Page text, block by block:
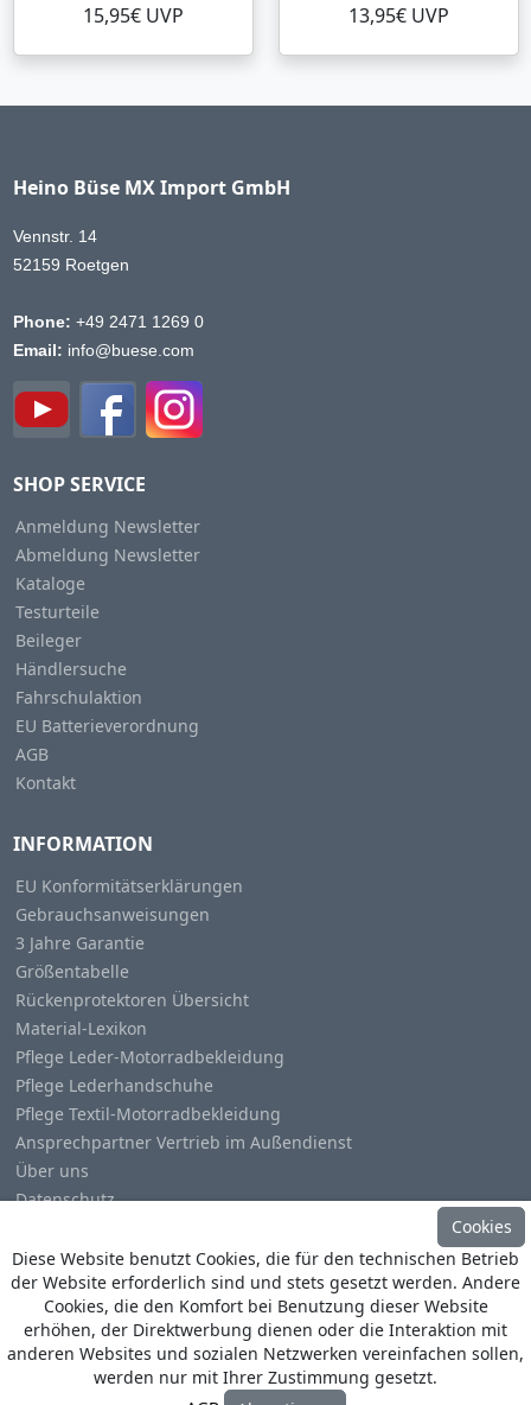
15,95€ UVP 13,95€ UVP
Heino Büse MX Import GmbH
Vennstr. 14
52159 Roetgen
Phone: +49 2471 1269 0
Email: info@buese.com
SHOP SERVICE
Anmeldung Newsletter
Abmeldung Newsletter
Kataloge
Testurteile
Beileger
Händlersuche
Fahrschulaktion
EU Batterieverordnung
AGB
Kontakt
INFORMATION
EU Konformitätserklärungen
Gebrauchsanweisungen
3 Jahre Garantie
Größentabelle
Rückenprotektoren Übersicht
Material-Lexikon
Pflege Leder-Motorradbekleidung
Pflege Lederhandschuhe
Pflege Textil-Motorradbekleidung
Ansprechpartner Vertrieb im Außendienst
Über uns
Datenschutz
© Copyright Heino Büse MX Import GmbH. All Rights
Reserved
Cookies
Diese Website benutzt Cookies, die für den technischen Betrieb
der Website erforderlich sind und stets gesetzt werden. Andere
Cookies, die den Komfort bei Benutzung dieser Website
erhöhen, der Direktwerbung dienen oder die Interaktion mit
anderen Websites und sozialen Netzwerken vereinfachen sollen,
werden nur mit Ihrer Zustimmung gesetzt.